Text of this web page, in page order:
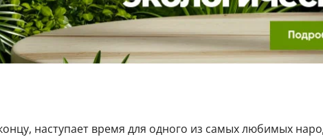
наступает время для одного из самых любимых